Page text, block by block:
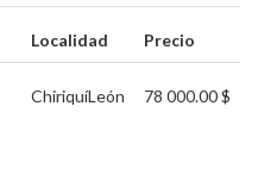
Localidad Precio
ChiriquíLeón 78 000.00 $